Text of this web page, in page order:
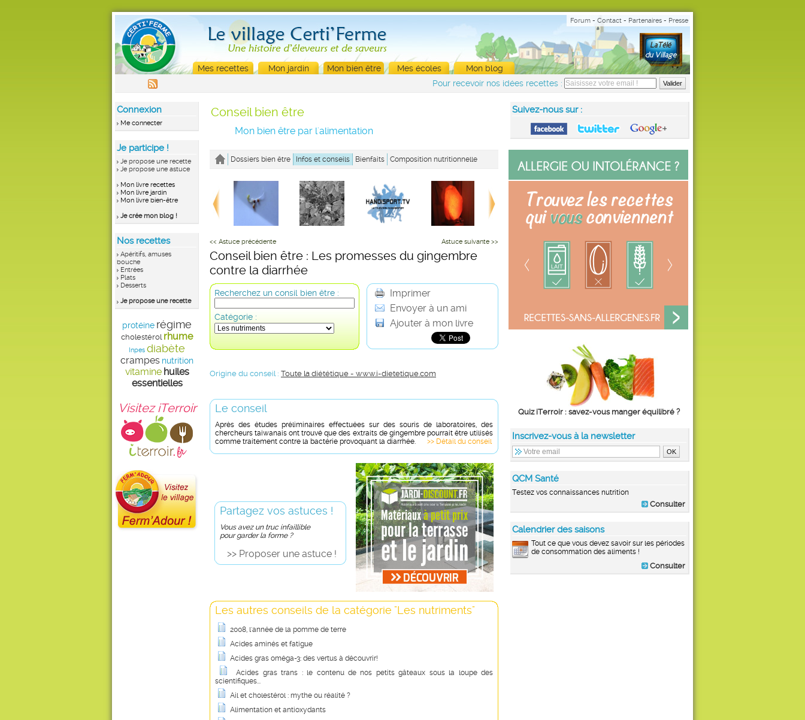
Forum - Contact - Partenaires - Presse
Mes recettes Mon jardin Mon bien être Mes écoles
Mon blog
Pour recevoir nos idées recettes :
Connexion
Me connecter
Je participe !
Je propose une recette
Je propose une astuce
Mon livre recettes
Mon livre jardin
Mon livre bien-être
Je crée mon blog !
Nos recettes
Apéritifs, amuses
bouche
Entrées
Plats
Desserts
Je propose une recette
protéine régime
cholestérol rhume
Inpes diabète
crampes nutrition
vitamine huiles
essentielles
Visitez iTerroir
Suivez-nous sur :
Quiz iTerroir : savez-vous manger équilibré ?
Inscrivez-vous à la newsletter
QCM Santé
Testez vos connaissances nutrition
Consulter
Calendrier des saisons
Tout ce que vous devez savoir sur les périodes
de consommation des aliments !
Consulter
Conseil bien être
Mon bien être par l'alimentation
Dossiers bien être Infos et conseils Bienfaits Composition nutritionnelle
Astuce suivante >>
<< Astuce précédente
Conseil bien être : Les promesses du gingembre
contre la diarrhée
Recherchez un consil bien être :
Catégorie :
Imprimer
Envoyer à un ami
Ajouter à mon livre
Origine du conseil : Toute la diététique - www.i-dietetique.com
Le conseil
Après des études préliminaires effectuées sur des souris de laboratoires, des
chercheurs taiwanais ont trouvé que des extraits de gingembre pourrait être utilisés
comme traitement contre la bactérie provoquant la diarrhée.
>> Détail du conseil
Partagez vos astuces !
Vous avez un truc infaillible
pour garder la forme ?
>> Proposer une astuce !
Les autres conseils de la catégorie "Les nutriments"
2008, l'année de la pomme de terre
Acides aminés et fatigue
Acides gras oméga-3: des vertus à découvrir!
Acides gras trans : le contenu de nos petits gâteaux sous la loupe des
scientifiques...
Ail et cholestérol : mythe ou réalité ?
Alimentation et antioxydants